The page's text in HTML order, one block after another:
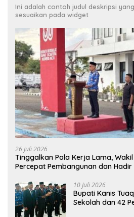
Ini adalah contoh judul deskripsi
sesuaikan pada widget
26 Juli 2026
Tinggalkan Pola Kerja Lama,
Percepat Pembangunan dan
10 Juli 2026
Bupati Kanis
Sekolah dan 42